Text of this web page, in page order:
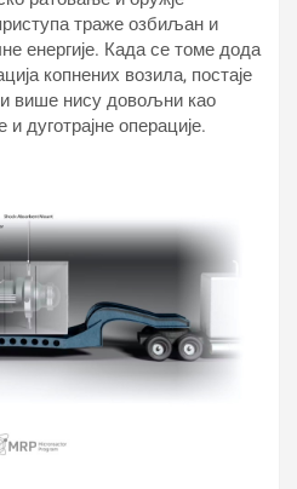
траже озбиљан и
енергије. Када се томе дода
копнених возила, постаје
више нису довољни као
дуготрајне операције.